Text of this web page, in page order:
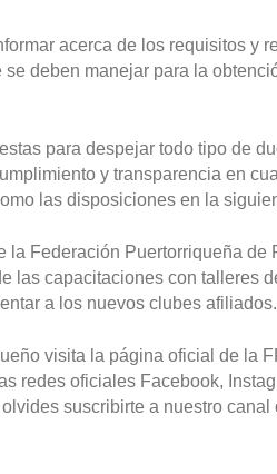
acerca de los requisitos y
deben manejar para la
para despejar todo tipo de
y transparencia en
las disposiciones en la
la Federación Puertorriqueña de
las capacitaciones con talleres
a los nuevos clubes afiliados.
visita la página oficial de la
redes oficiales Facebook,
suscribirte a nuestro canal